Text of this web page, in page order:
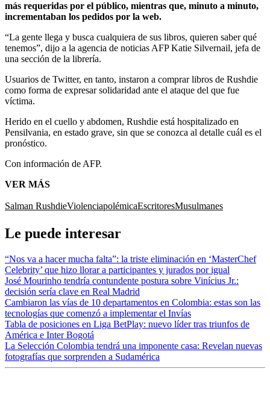
más requeridas por el público, mientras que, minuto a minuto,
incrementaban los pedidos por la web.
“La gente llega y busca cualquiera de sus libros, quieren saber qué
tenemos”, dijo a la agencia de noticias AFP Katie Silvernail, jefa de
una sección de la librería.
Usuarios de Twitter, en tanto, instaron a comprar libros de Rushdie
como forma de expresar solidaridad ante el ataque del que fue
víctima.
Herido en el cuello y abdomen, Rushdie está hospitalizado en
Pensilvania, en estado grave, sin que se conozca al detalle cuál es el
pronóstico.
Con información de AFP.
VER MÁS
Salman RushdieViolenciapolémicaEscritoresMusulmanes
Le puede interesar
“Nos va a hacer mucha falta”: la triste eliminación en ‘MasterChef
Celebrity’ que hizo llorar a participantes y jurados por igual
José Mourinho tendría contundente postura sobre Vinícius Jr.:
decisión sería clave en Real Madrid
Cambiaron las vías de 10 departamentos en Colombia: estas son las
tecnologías que comenzó a implementar el Invías
Tabla de posiciones en Liga BetPlay: nuevo líder tras triunfos de
América e Inter Bogotá
La Selección Colombia tendrá una imponente casa: Revelan nuevas
fotografías que sorprenden a Sudamérica